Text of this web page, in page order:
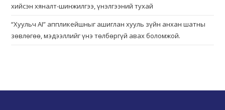
хийсэн хяналт-шинжилгээ, үнэлгээний тухай
“Хуульч АІ” аппликейшныг ашиглан хууль зүйн анхан шатны
зөвлөгөө, мэдээллийг үнэ төлбөргүй авах боломжой.